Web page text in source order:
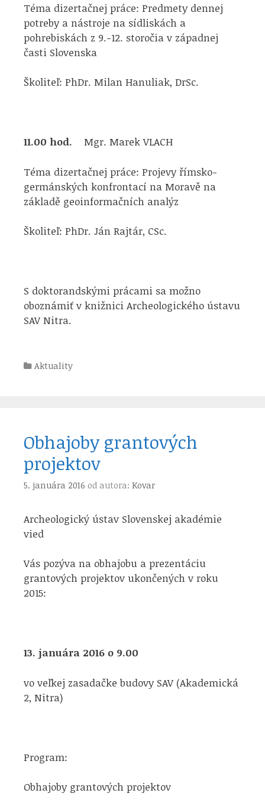
Téma dizertačnej práce: Predmety dennej
potreby a nástroje na sídliskách a
pohrebiskách z 9.-12. storočia v západnej
časti Slovenska
Školiteľ: PhDr. Milan Hanuliak, DrSc.
11.00 hod. Mgr. Marek VLACH
Téma dizertačnej práce: Projevy římsko-
germánských konfrontací na Moravě na
základě geoinformačních analýz
Školiteľ: PhDr. Ján Rajtár, CSc.
S doktorandskými prácami sa možno
oboznámiť v knižnici Archeologického ústavu
SAV Nitra.
Kategórie
Aktuality
Obhajoby grantových
projektov
5. januára 2016 od autora: Kovar
Archeologický ústav Slovenskej akadémie
vied
Vás pozýva na obhajobu a prezentáciu
grantových projektov ukončených v roku
2015:
13. januára 2016 o 9.00
vo veľkej zasadačke budovy SAV (Akademická
2, Nitra)
Program:
Obhajoby grantových projektov